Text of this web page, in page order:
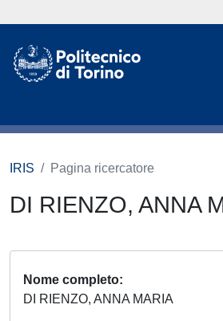
IRIS Pagina ricercatore
DI RIENZO, ANNA
Nome completo
DI RIENZO, ANNA MARIA